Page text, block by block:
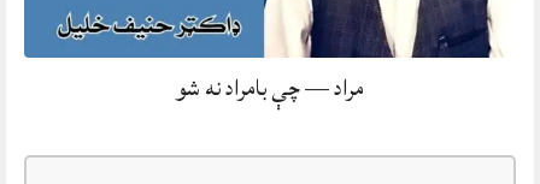
مراد — چې بامراد نه شو